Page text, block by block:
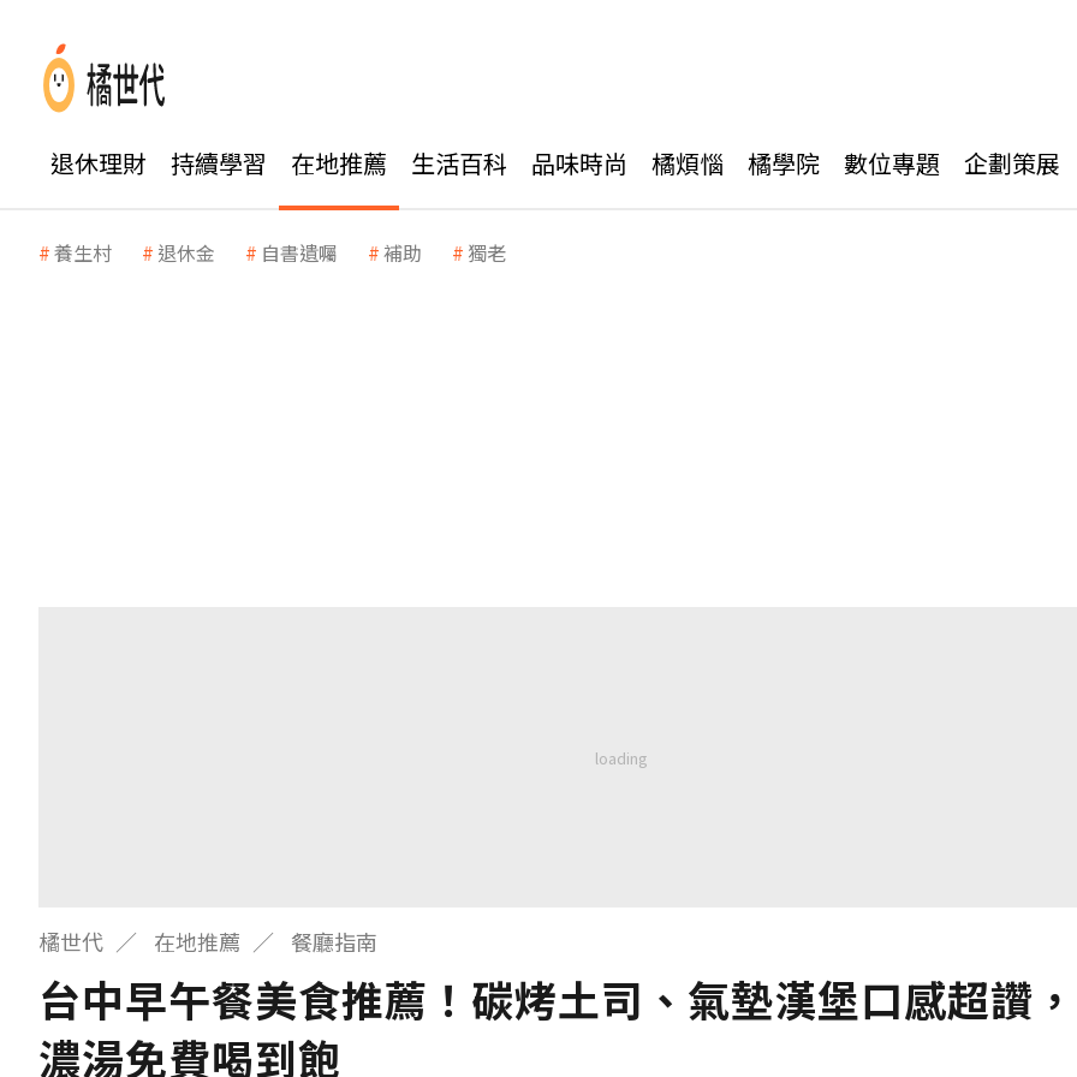
退休理財 持續學習 在地推薦 生活百科 品味時尚 橘煩惱 橘學院 數位專題 企劃策展
養生村 退休金 自書遺囑 補助 獨老
橘世代 在地推薦 餐廳指南
台中早午餐美食推薦！碳烤土司、氣墊漢堡口感超讚
濃湯免費喝到飽